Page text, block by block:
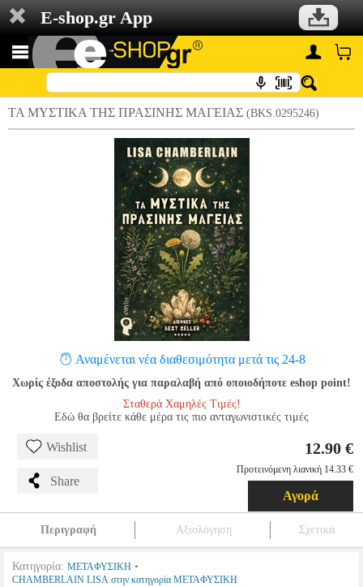
E-shop.gr App
ΤΑ ΜΥΣΤΙΚΑ ΤΗΣ ΠΡΑΣΙΝΗΣ ΜΑΓΕΙΑΣ (BKS.0295246)
Αναμένεται νέα διαθεσιμότητα μετά τις 24-8
Χωρίς έξοδα αποστολής για παραλαβή από οποιοδήποτε eshop point!
Σταθερά Χαμηλές Τιμές!
Εδώ θα βρείτε κάθε μέρα τις πιο ανταγωνιστικές τιμές
Wishlist
Share
12.90 €
Προτεινόμενη λιανική 14.33 €
Αγορά
Περιγραφή Αξιολόγηση Σχετικά
Κατηγορία: ΜΕΤΑΦΥΣΙΚΗ •
CHAMBERLAIN LISA στην κατηγορία ΜΕΤΑΦΥΣΙΚΗ